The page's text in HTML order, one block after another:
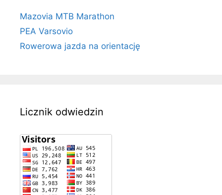
Mazovia MTB Marathon
PEA Varsovio
Rowerowa jazda na orientację
Licznik odwiedzin